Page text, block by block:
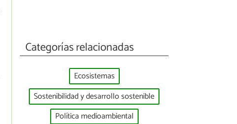
Categorías relacionadas
Ecosistemas
Sostenibilidad y desarrollo sostenible
Política medioambiental